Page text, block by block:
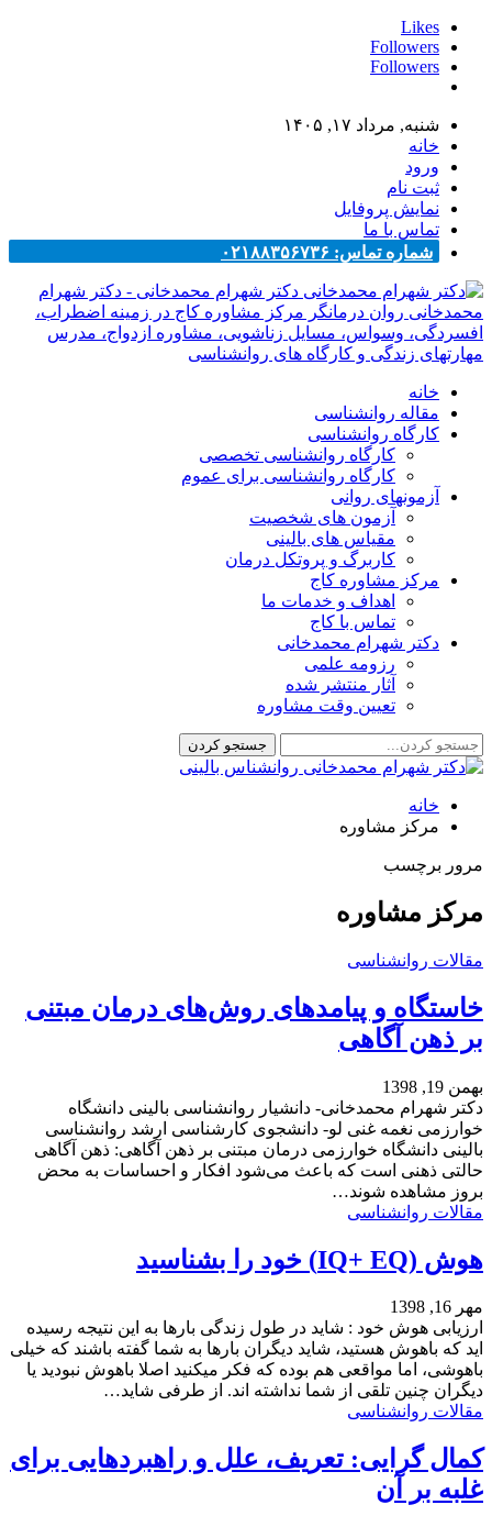
Likes
Followers
Followers
شنبه, مرداد ۱۷, ۱۴۰۵
خانه
ورود
ثبت نام
نمایش پروفایل
تماس با ما
شماره تماس: ۰۲۱۸۸۳۵۶۷۳۶
دکتر شهرام محمدخانی - دکتر شهرام
محمدخانی روان درمانگر مرکز مشاوره کاج در زمینه اضطراب،
افسردگی، وسواس، مسایل زناشویی، مشاوره ازدواج، مدرس
مهارتهای زندگی و کارگاه های روانشناسی
خانه
مقاله روانشناسی
کارگاه روانشناسی
کارگاه روانشناسی تخصصی
کارگاه روانشناسی برای عموم
آزمونهای روانی
آزمون های شخصیت
مقیاس های بالینی
کاربرگ و پروتکل درمان
مرکز مشاوره کاج
اهداف و خدمات ما
تماس با کاج
دکتر شهرام محمدخانی
رزومه علمی
آثار منتشر شده
تعیین وقت مشاوره
خانه
مرکز مشاوره
مرور برچسب
مرکز مشاوره
مقالات روانشناسی
خاستگاه و پیامدهای روش‌های درمان مبتنی
بر ذهن آگاهی
بهمن 19, 1398
دکتر شهرام محمدخانی- دانشیار روانشناسی بالینی دانشگاه
خوارزمی نغمه غنی لو- دانشجوی کارشناسی ارشد روانشناسی
بالینی دانشگاه خوارزمی درمان مبتنی بر ذهن آگاهی: ذهن آگاهی
حالتی ذهنی است که باعث می‌شود افکار و احساسات به محض
بروز مشاهده شوند…
مقالات روانشناسی
هوش (IQ+ EQ) خود را بشناسید
مهر 16, 1398
ارزیابی هوش خود : شاید در طول زندگی بارها به این نتیجه رسیده
اید که باهوش هستید، شاید دیگران بارها به شما گفته باشند که خیلی
باهوشی، اما مواقعی هم بوده که فکر میکنید اصلا باهوش نبودید یا
دیگران چنین تلقی از شما نداشته اند. از طرفی شاید…
مقالات روانشناسی
کمال‌ گرایی: تعریف، علل و راهبردهایی برای
غلبه بر آن